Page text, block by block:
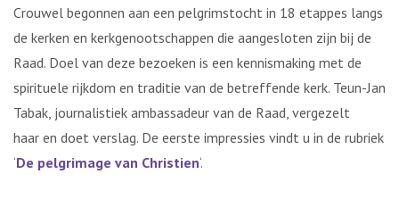
Crouwel begonnen aan een pelgrimstocht in 18 etappes langs
de kerken en kerkgenootschappen die aangesloten zijn bij de
Raad. Doel van deze bezoeken is een kennismaking met de
spirituele rijkdom en traditie van de betreffende kerk. Teun-Jan
Tabak, journalistiek ambassadeur van de Raad, vergezelt
haar en doet verslag. De eerste impressies vindt u in de rubriek
‘De pelgrimage van Christien‘.